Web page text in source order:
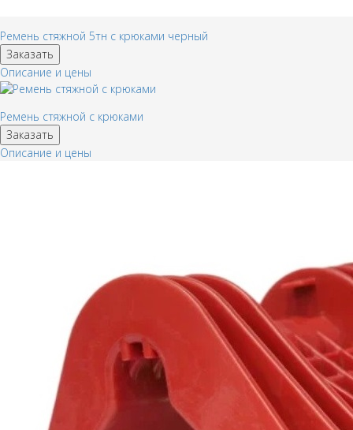
Ремень стяжной 5тн с крюками черный
Заказать
Описание и цены
Ремень стяжной с крюками
Заказать
Описание и цены